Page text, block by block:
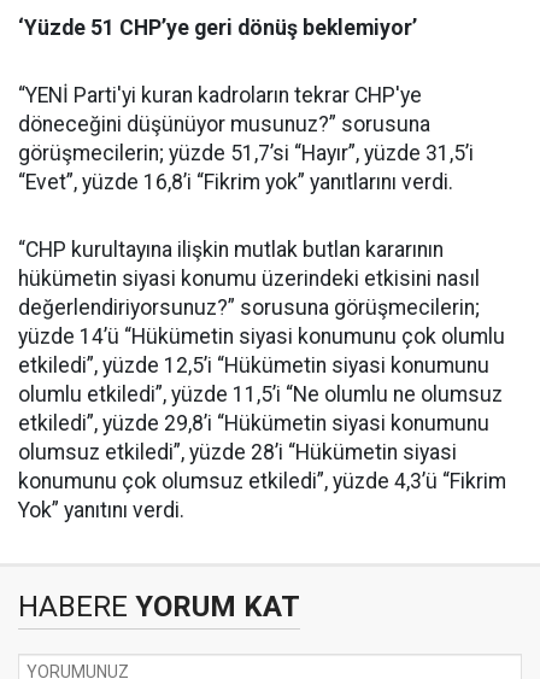
‘Yüzde 51 CHP’ye geri dönüş beklemiyor’
“YENİ Parti'yi kuran kadroların tekrar CHP'ye
döneceğini düşünüyor musunuz?” sorusuna
görüşmecilerin; yüzde 51,7’si “Hayır”, yüzde 31,5’i
“Evet”, yüzde 16,8’i “Fikrim yok” yanıtlarını verdi.
“CHP kurultayına ilişkin mutlak butlan kararının
hükümetin siyasi konumu üzerindeki etkisini nasıl
değerlendiriyorsunuz?” sorusuna görüşmecilerin;
yüzde 14’ü “Hükümetin siyasi konumunu çok olumlu
etkiledi”, yüzde 12,5’i “Hükümetin siyasi konumunu
olumlu etkiledi”, yüzde 11,5’i “Ne olumlu ne olumsuz
etkiledi”, yüzde 29,8’i “Hükümetin siyasi konumunu
olumsuz etkiledi”, yüzde 28’i “Hükümetin siyasi
konumunu çok olumsuz etkiledi”, yüzde 4,3’ü “Fikrim
Yok” yanıtını verdi.
HABERE YORUM KAT